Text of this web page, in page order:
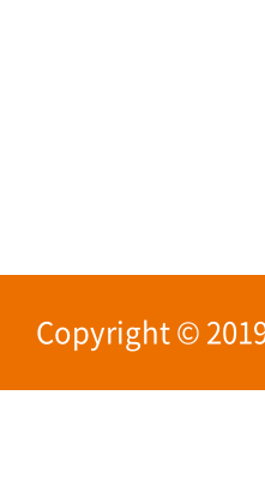
Copyright ©